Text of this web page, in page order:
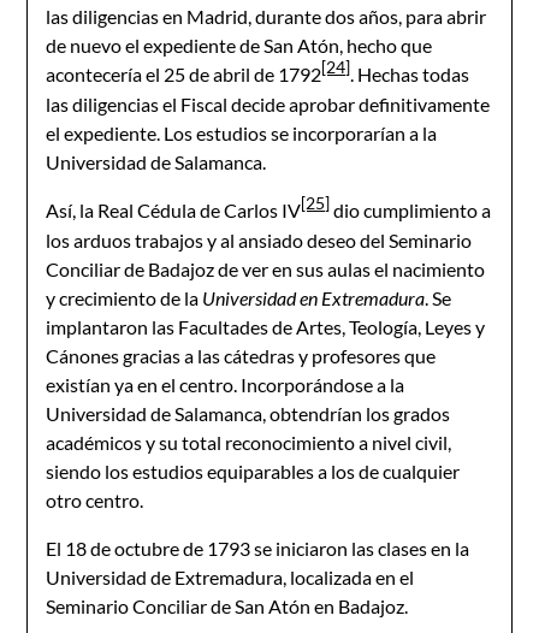
las diligencias en Madrid, durante dos años, para abrir
de nuevo el expediente de San Atón, hecho que
acontecería el 25 de abril de 1792[24]. Hechas todas
las diligencias el Fiscal decide aprobar definitivamente
el expediente. Los estudios se incorporarían a la
Universidad de Salamanca.
Así, la Real Cédula de Carlos IV[25]dio cumplimiento a
los arduos trabajos y al ansiado deseo del Seminario
Conciliar de Badajoz de ver en sus aulas el nacimiento
y crecimiento de la Universidad en Extremadura. Se
implantaron las Facultades de Artes, Teología, Leyes y
Cánones gracias a las cátedras y profesores que
existían ya en el centro. Incorporándose a la
Universidad de Salamanca, obtendrían los grados
académicos y su total reconocimiento a nivel civil,
siendo los estudios equiparables a los de cualquier
otro centro.
El 18 de octubre de 1793 se iniciaron las clases en la
Universidad de Extremadura, localizada en el
Seminario Conciliar de San Atón en Badajoz.